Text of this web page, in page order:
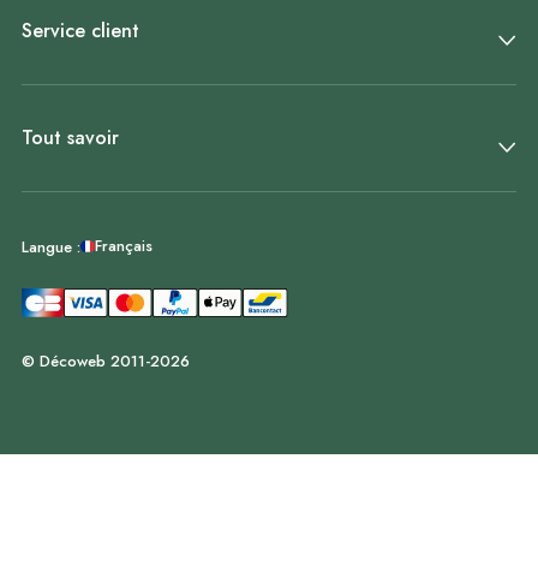
Service client
Tout savoir
Langue : Français
© Décoweb 2011-2026